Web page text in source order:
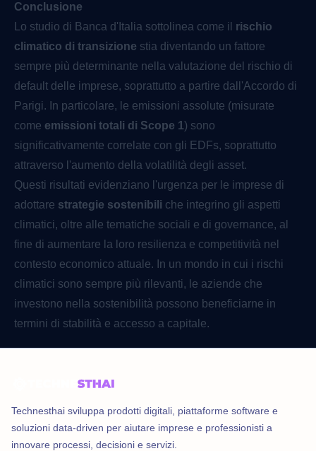
Conclusione
Lo studio di Banca d'Italia sottolinea come il rischio
climatico di transizione stia diventando un fattore
sempre più determinante nella valutazione del rischio di
default delle imprese, soprattutto a partire dall'Accordo di
Parigi. In particolare, le emissioni assolute (misurate
come emissioni totali di Scope 1) sono
significativamente correlate con gli EDFs, soprattutto
attraverso l'aumento della volatilità degli asset.
Questi risultati evidenziano l'urgenza per le imprese di
adottare strategie sostenibili che integrino gli aspetti
climatici, oltre alle tematiche sociali e di governance, al
fine di aumentare la loro resilienza e competitività nel
contesto economico attuale. In un mondo in cui i rischi
climatici sono sempre più rilevanti, le aziende che
investono nella sostenibilità possono beneficiarne in
termini di stabilità e accesso a capitale.
Technesthai sviluppa prodotti digitali, piattaforme software e
soluzioni data-driven per aiutare imprese e professionisti a
innovare processi, decisioni e servizi.